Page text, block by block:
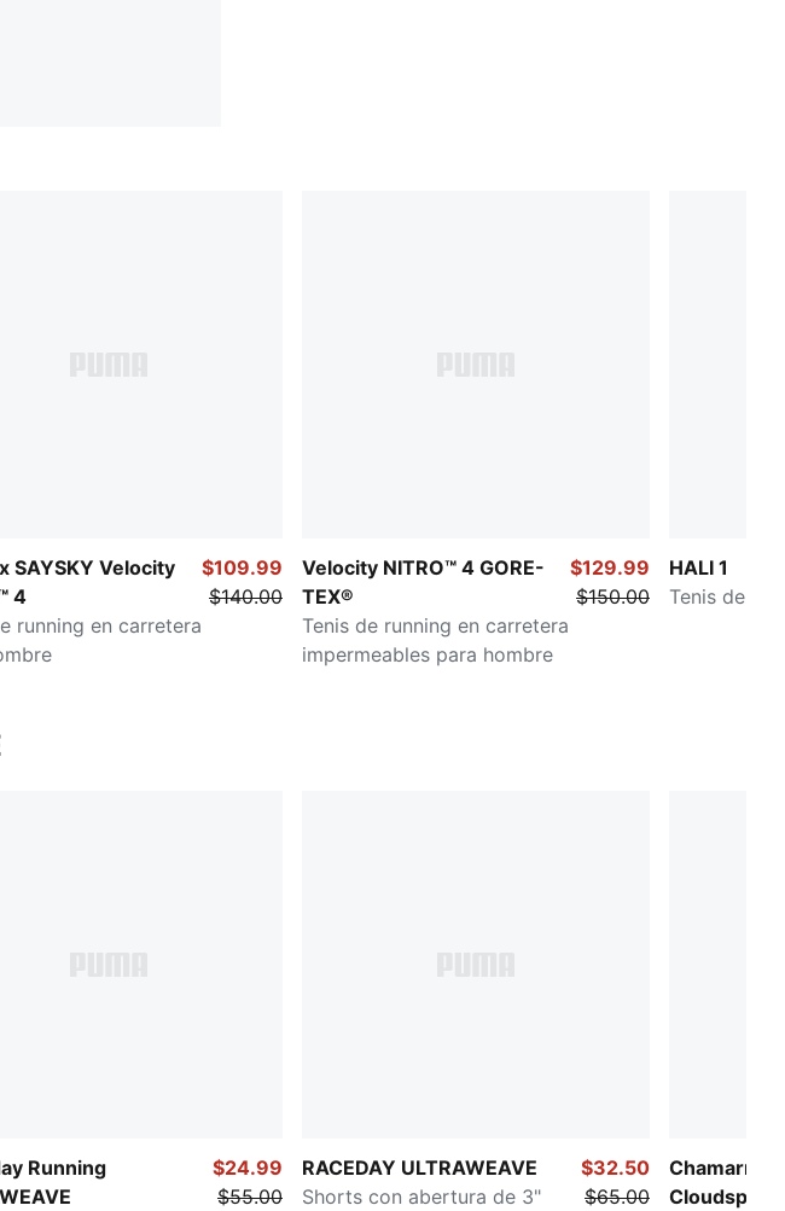
SAYSKY Velocity
4
running en carretera
$109.99
$140.00
Velocity NITRO™ 4 GORE-
TEX®
Tenis de running en carretera
impermeables para hombre
$129.99
$150.00
HALI 1
Tenis de
Running
$24.99
$55.00
RACEDAY ULTRAWEAVE
Shorts con abertura de 3"
$32.50
$65.00
Chamarra
Cloudspun